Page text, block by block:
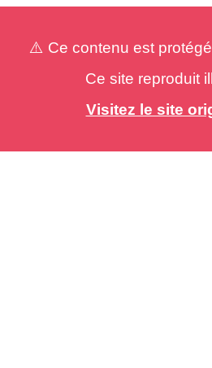
⚠️ Ce contenu est
Ce site reproduit
Visitez le site